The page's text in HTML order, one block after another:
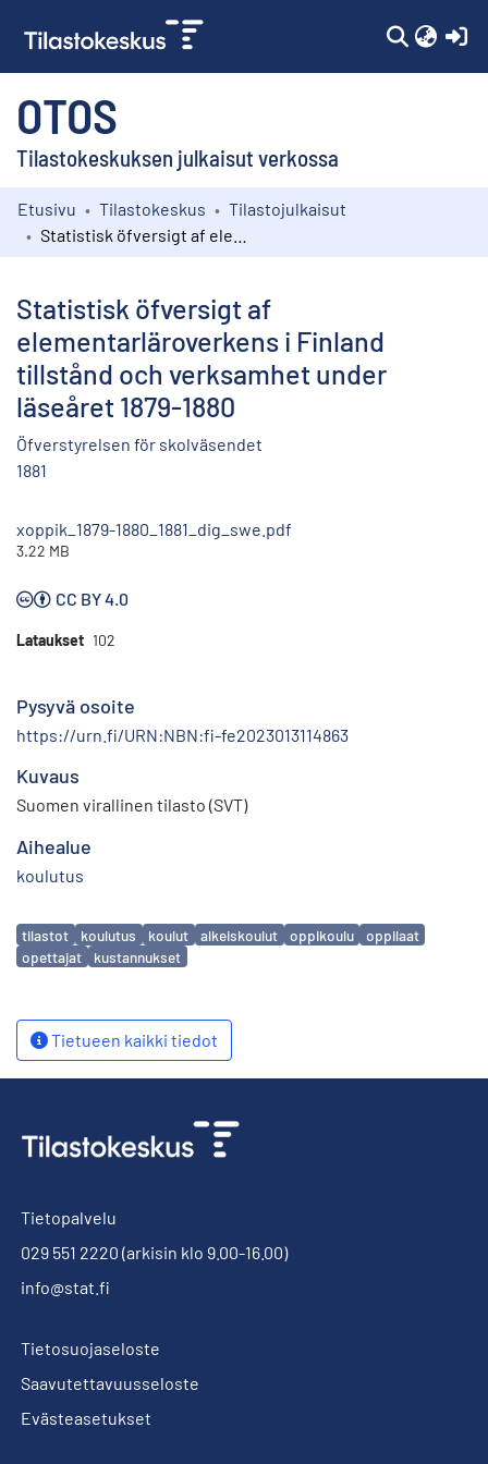
OTOS
Tilastokeskuksen julkaisut verkossa
Kokoelmat
Etusivu Tilastokeskus
Tilastojulkaisut
Statistisk öfversigt af
elementarläroverkens i Finland
tillstånd och verksamhet under
läseåret 1879-1880
Öfverstyrelsen för skolväsendet
1881
xoppik_1879-1880_1881_dig_swe.pdf
3.22 MB
CC BY 4.0
Lataukset 102
Pysyvä osoite
https://urn.fi/URN:NBN:fi-fe2023013114863
Kuvaus
Suomen virallinen tilasto (SVT)
Aihealue
koulutus
Avainsanat
tilastot koulutus koulut alkeiskoulut oppikoulu
oppilaat
opettajat
kustannukset
Tietueen kaikki tiedot
Tietopalvelu
029 551 2220 (arkisin klo 9.00-16.00)
info@stat.fi
Tietosuojaseloste
Saavutettavuusseloste
Evästeasetukset